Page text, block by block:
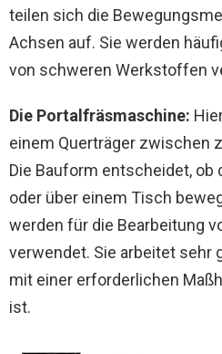
teilen sich die
Achsen auf. Sie werden
von schweren Werkstoffen
Die Portalfräsmaschine:
einem Querträger zwischen
Die Bauform entscheidet,
oder über einem Tisch
werden für die Bearbeitung
verwendet. Sie arbeitet sehr
mit einer erforderlichen
ist.